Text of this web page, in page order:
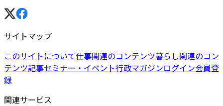
サイトマップ
このサイトについて仕事関連のコンテンツ暮らし関連のコン
テンツ記事セミナー・イベント行政マガジンログイン会員登
録
関連サービス